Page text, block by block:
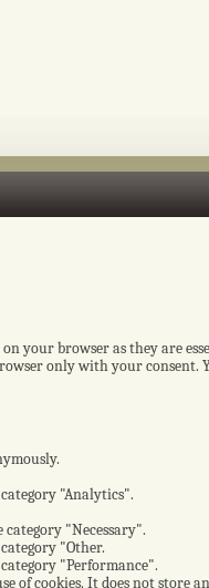
your browser as they are
only with your consent.
"Analytics".
category "Necessary".
"Other.
"Performance".
of cookies. It does not store